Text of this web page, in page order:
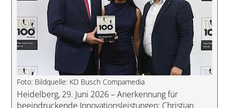
Foto: Bildquelle: KD Busch Compamedia
Heidelberg, 29. Juni 2026 – Anerkennung für
beeindruckende Innovationsleistungen: Christian